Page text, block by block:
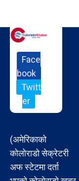
Face
book
Twitt
er
(अमेरिकाको
कोलोराडो सेक्रेटरी
अफ स्टेटमा दर्ता